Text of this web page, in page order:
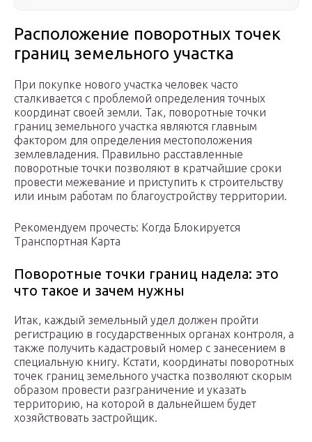
Расположение поворотных точек
границ земельного участка
При покупке нового участка человек часто
сталкивается с проблемой определения точных
координат своей земли. Так, поворотные точки
границ земельного участка являются главным
фактором для определения местоположения
землевладения. Правильно расставленные
поворотные точки позволяют в кратчайшие сроки
провести межевание и приступить к строительству
или иным работам по благоустройству территории.
Рекомендуем прочесть: Когда Блокируется
Транспортная Карта
Поворотные точки границ надела: это
что такое и зачем нужны
Итак, каждый земельный удел должен пройти
регистрацию в государственных органах контроля, а
также получить кадастровый номер с занесением в
специальную книгу. Кстати, координаты поворотных
точек границ земельного участка позволяют скорым
образом провести разграничение и указать
территорию, на которой в дальнейшем будет
хозяйствовать застройщик.